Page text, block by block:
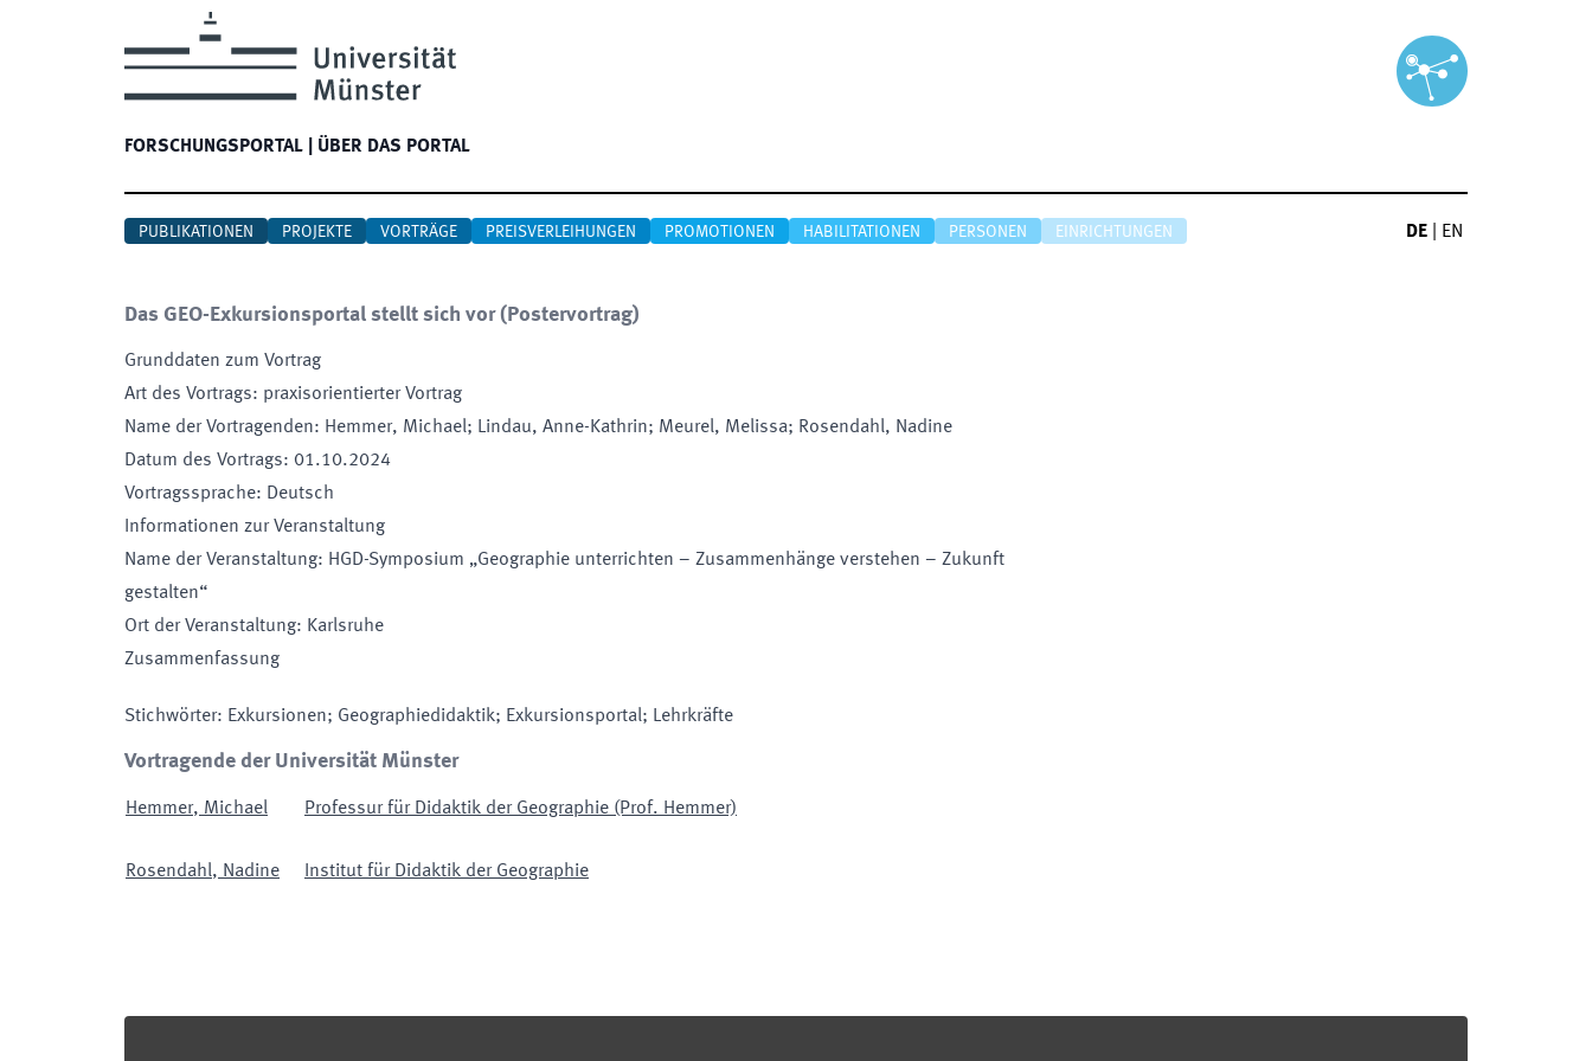
FORSCHUNGSPORTAL ÜBER DAS PORTAL
PUBLIKATIONEN PROJEKTE VORTRÄGE PREISVERLEIHUNGEN PROMOTIONEN HABILITATIONEN PERSONEN EINRICHTUNGEN DE EN
Das GEO-Exkursionsportal stellt sich vor (Postervortrag)
Grunddaten zum Vortrag
Art des Vortrags: praxisorientierter Vortrag
Name der Vortragenden: Hemmer, Michael; Lindau, Anne-Kathrin; Meurel, Melissa; Rosendahl, Nadine
Datum des Vortrags: 01.10.2024
Vortragssprache: Deutsch
Informationen zur Veranstaltung
Name der Veranstaltung: HGD-Symposium „Geographie unterrichten – Zusammenhänge verstehen – Zukunft
gestalten“
Ort der Veranstaltung: Karlsruhe
Zusammenfassung
Stichwörter: Exkursionen; Geographiedidaktik; Exkursionsportal; Lehrkräfte
Vortragende der Universität Münster
Hemmer, Michael Professur für Didaktik der Geographie (Prof. Hemmer)
Rosendahl, Nadine Institut für Didaktik der Geographie